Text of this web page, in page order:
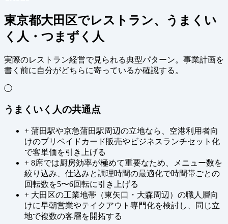
東京都大田区でレストラン、うまくい
く人・つまずく人
実際のレストラン経営で見られる典型パターン。事業計画を
書く前に自分がどちらに寄っているか確認する。
◯
うまくいく人の共通点
+ 蒲田駅や京急蒲田駅周辺の立地なら、空港利用者向
けのプリペイドカード販売やビジネスランチセット化
で客単価を引き上げる
+ 8席では厨房効率が極めて重要なため、メニュー数を
絞り込み、仕込みと調理時間の最適化で時間帯ごとの
回転数を5〜6回転に引き上げる
+ 大田区の工業地帯（東矢口・大森周辺）の職人層向
けに早朝営業やテイクアウト専門化を検討し、同じ立
地で複数の客層を開拓する